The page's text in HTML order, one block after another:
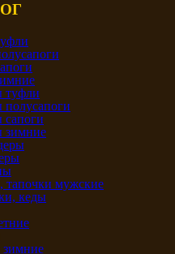
туфли
зимние
тапочки мужские
кеды
зимние